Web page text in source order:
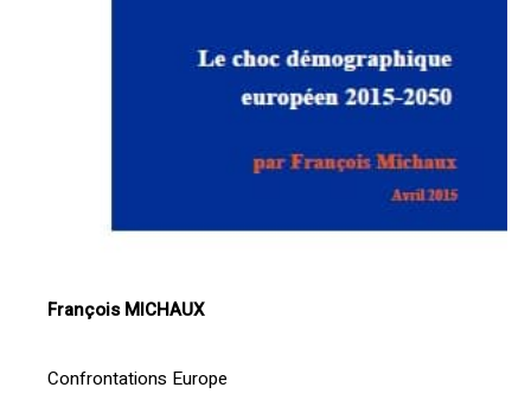
François MICHAUX
Confrontations Europe